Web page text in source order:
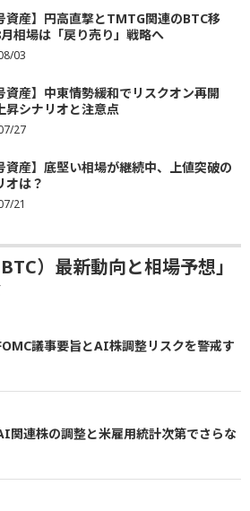
資産】円高直撃とTMTG関連のBTC移
相場は「戻り売り」戦略へ
03
資産】中東情勢緩和でリスクオン再開
昇シナリオと注意点
27
資産】底堅い相場が継続中、上値突破の
オは？
21
）最新動向と相場予想」
議事要旨とAI株調整リスクを警戒す
関連株の調整と米雇用統計次第でさらな